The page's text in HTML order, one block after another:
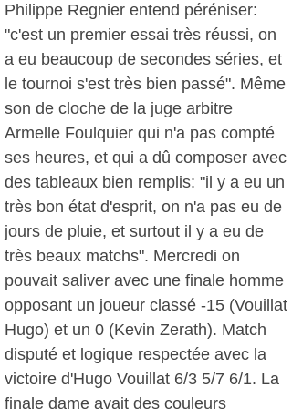
Philippe Regnier entend péréniser:
"c'est un premier essai très réussi, on
a eu beaucoup de secondes séries, et
le tournoi s'est très bien passé". Même
son de cloche de la juge arbitre
Armelle Foulquier qui n'a pas compté
ses heures, et qui a dû composer avec
des tableaux bien remplis: "il y a eu un
très bon état d'esprit, on n'a pas eu de
jours de pluie, et surtout il y a eu de
très beaux matchs". Mercredi on
pouvait saliver avec une finale homme
opposant un joueur classé -15 (Vouillat
Hugo) et un 0 (Kevin Zerath). Match
disputé et logique respectée avec la
victoire d'Hugo Vouillat 6/3 5/7 6/1. La
finale dame avait des couleurs